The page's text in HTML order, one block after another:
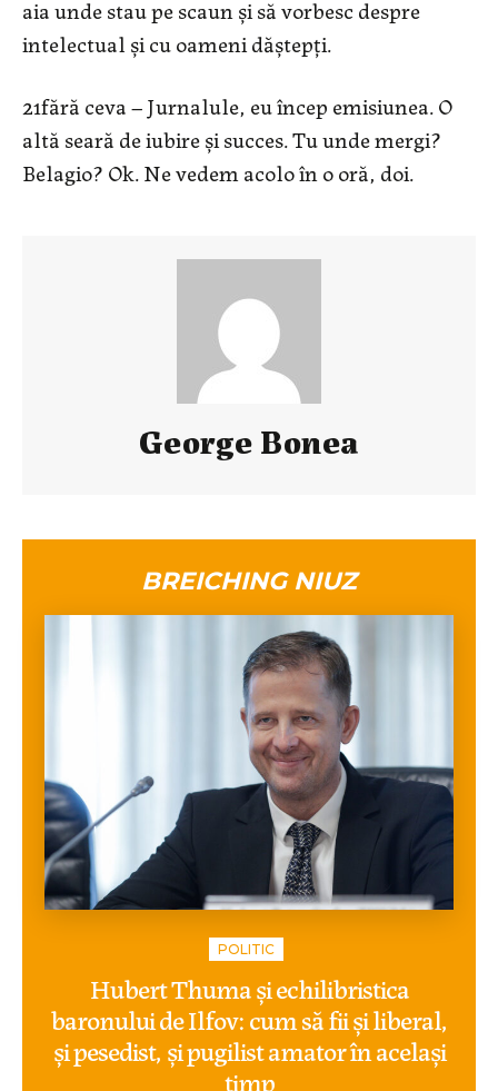
aia unde stau pe scaun și să vorbesc despre
intelectual și cu oameni dăștepți.
21fără ceva – Jurnalule, eu încep emisiunea. O
altă seară de iubire și succes. Tu unde mergi?
Belagio? Ok. Ne vedem acolo în o oră, doi.
George Bonea
BREICHING NIUZ
POLITIC
Hubert Thuma și echilibristica
baronului de Ilfov: cum să fii și liberal,
și pesedist, și pugilist amator în același
timp